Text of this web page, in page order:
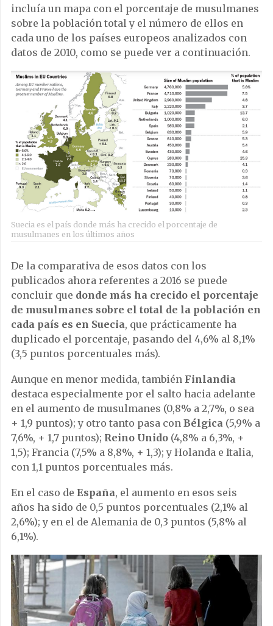
incluía un mapa con el porcentaje de musulmanes
sobre la población total y el número de ellos en
cada uno de los países europeos analizados con
datos de 2010, como se puede ver a continuación.
Suecia es el país donde más ha crecido el porcentaje de
musulmanes en los últimos años
De la comparativa de esos datos con los
publicados ahora referentes a 2016 se puede
concluir que donde más ha crecido el porcentaje
de musulmanes sobre el total de la población en
cada país es en Suecia, que prácticamente ha
duplicado el porcentaje, pasando del 4,6% al 8,1%
(3,5 puntos porcentuales más).
Aunque en menor medida, también Finlandia
destaca especialmente por el salto hacia adelante
en el aumento de musulmanes (0,8% a 2,7%, o sea
+ 1,9 puntos); y otro tanto pasa con Bélgica (5,9% a
7,6%, + 1,7 puntos); Reino Unido (4,8% a 6,3%, +
1,5); Francia (7,5% a 8,8%, + 1,3); y Holanda e Italia,
con 1,1 puntos porcentuales más.
En el caso de España, el aumento en esos seis
años ha sido de 0,5 puntos porcentuales (2,1% al
2,6%); y en el de Alemania de 0,3 puntos (5,8% al
6,1%).